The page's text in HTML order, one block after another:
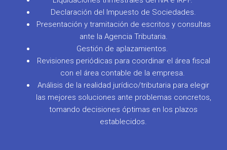
Declaración del Impuesto de Sociedades.
Presentación y tramitación de escritos y consultas
ante la Agencia Tributaria.
Gestión de aplazamientos.
Revisiones periódicas para coordinar el área fiscal
con el área contable de la empresa.
Análisis de la realidad jurídico/tributaria para elegir
las mejores soluciones ante problemas concretos,
tomando decisiones óptimas en los plazos
establecidos.